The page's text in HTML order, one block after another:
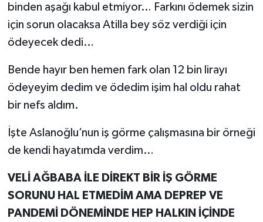
binden aşağı kabul etmiyor… Farkını ödemek sizin
için sorun olacaksa Atilla bey söz verdiği için
ödeyecek dedi…
Bende hayır ben hemen fark olan 12 bin lirayı
ödeyeyim dedim ve ödedim işim hal oldu rahat
bir nefs aldım.
İşte Aslanoğlu’nun iş görme çalışmasına bir örneği
de kendi hayatımda verdim…
VELİ AĞBABA İLE DİREKT BİR İŞ GÖRME
SORUNU HAL ETMEDİM AMA DEPREP VE
PANDEMİ DÖNEMİNDE HEP HALKIN İÇİNDE